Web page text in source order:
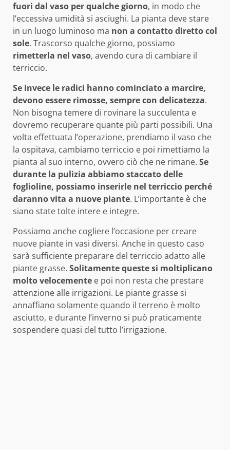
fuori dal vaso per qualche giorno, in modo che
l’eccessiva umidità si asciughi. La pianta deve stare
in un luogo luminoso ma non a contatto diretto col
sole. Trascorso qualche giorno, possiamo
rimetterla nel vaso, avendo cura di cambiare il
terriccio.
Se invece le radici hanno cominciato a marcire,
devono essere rimosse, sempre con delicatezza.
Non bisogna temere di rovinare la succulenta e
dovremo recuperare quante più parti possibili. Una
volta effettuata l’operazione, prendiamo il vaso che
la ospitava, cambiamo terriccio e poi rimettiamo la
pianta al suo interno, ovvero ciò che ne rimane. Se
durante la pulizia abbiamo staccato delle
foglioline, possiamo inserirle nel terriccio perché
daranno vita a nuove piante. L’importante è che
siano state tolte intere e integre.
Possiamo anche cogliere l’occasione per creare
nuove piante in vasi diversi. Anche in questo caso
sarà sufficiente preparare del terriccio adatto alle
piante grasse. Solitamente queste si moltiplicano
molto velocemente e poi non resta che prestare
attenzione alle irrigazioni. Le piante grasse si
annaffiano solamente quando il terreno è molto
asciutto, e durante l’inverno si può praticamente
sospendere quasi del tutto l’irrigazione.